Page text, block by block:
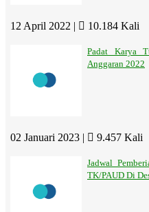
12 April 2022 | 10.184 Kali
Padat Karya
Anggaran 2022
02 Januari 2023 | 9.457 Kali
Jadwal
TK/PAUD Di